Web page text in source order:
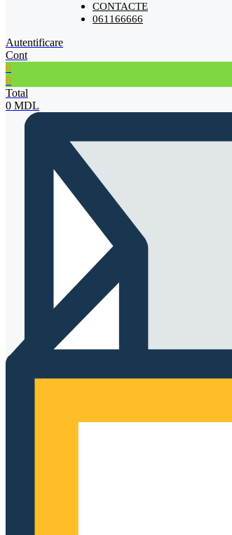
CONTACTE
061166666
Autentificare
Cont
6
0
Total
0 MDL